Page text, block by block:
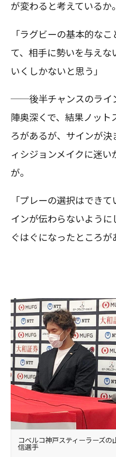
が変わると考えているか。
「ラグビーの基本的な
て、相手に勢いを与えな
いくしかないと思う」
──後半チャンスのライ
陣奥深くで、結果ノット
ろがあるが、サインが
ィシジョンメイクに迷
が。
「プレーの選択はでき
インが伝わらないよう
ぐはぐになったところが
コベルコ神戸スティーラーズ
信選手